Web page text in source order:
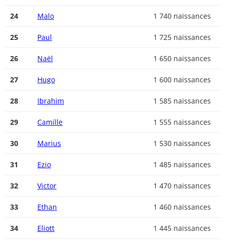
24 Malo 1 740 naissances
25 Paul 1 725 naissances
26 Naël 1 650 naissances
27 Hugo 1 600 naissances
28 Ibrahim 1 585 naissances
29 Camille 1 555 naissances
30 Marius 1 530 naissances
31 Ezio 1 485 naissances
32 Victor 1 470 naissances
33 Ethan 1 460 naissances
34 Eliott 1 445 naissances